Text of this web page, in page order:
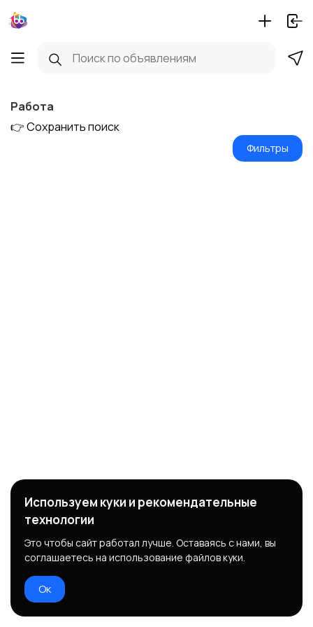
Работа
👉 Сохранить поиск
Фильтры
Используем куки и рекомендательные
технологии
Это чтобы сайт работал лучше. Оставаясь с нами, вы
соглашаетесь на использование файлов куки.
Ок